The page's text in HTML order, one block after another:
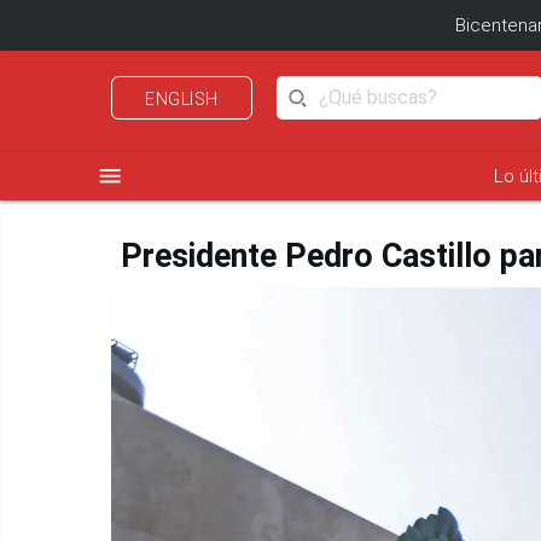
ENGLISH
menu Lo
Presidente Pedro Castillo